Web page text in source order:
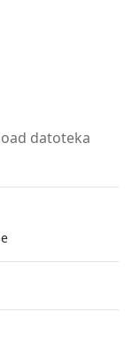
datoteka